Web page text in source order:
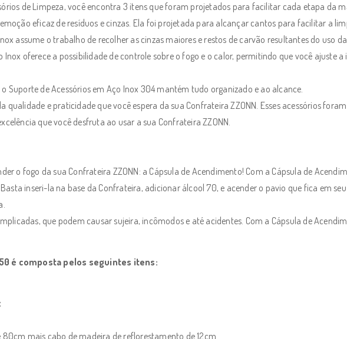
de Limpeza, você encontra 3 itens que foram projetados para facilitar cada etapa da
eficaz de resíduos e cinzas. Ela foi projetada para alcançar cantos para facilitar a
assume o trabalho de recolher as cinzas maiores e restos de carvão resultantes do uso
Inox oferece a possibilidade de controle sobre o fogo e o calor, permitindo que você ajuste
Suporte de Acessórios em Aço Inox 304 mantém tudo organizado e ao alcance.
qualidade e praticidade que você espera da sua Confrateira ZZONN. Esses acessórios
que você desfruta ao usar a sua Confrateira ZZONN.
o fogo da sua Confrateira ZZONN: a Cápsula de Acendimento! Com a Cápsula de
inseri-la na base da Confrateira, adicionar álcool 70, e acender o pavio que fica em
que podem causar sujeira, incômodos e até acidentes. Com a Cápsula de
é composta pelos seguintes itens:
80cm mais cabo de madeira de reflorestamento de 12cm